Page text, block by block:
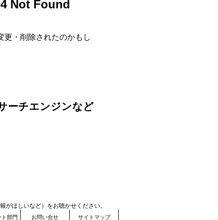
Not Found
更・削除されたのかもし
ーチエンジンなど
がほしいなど）をお聴かせください。
ト部門 お問い合せ サイトマップ